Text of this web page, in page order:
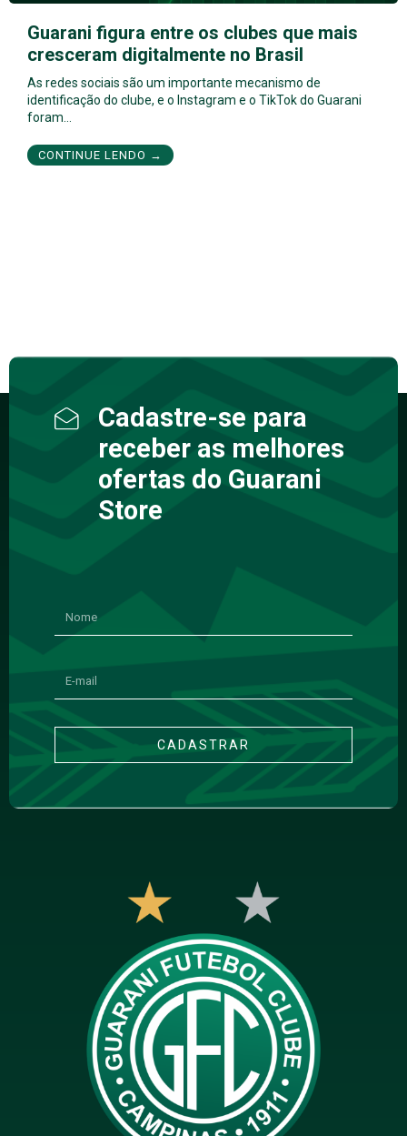
Guarani figura entre os clubes que mais
cresceram digitalmente no Brasil
As redes sociais são um importante mecanismo de
identificação do clube, e o Instagram e o TikTok do Guarani
foram…
CONTINUE LENDO →
Cadastre-se para
receber as melhores
ofertas do Guarani
Store
CADASTRAR